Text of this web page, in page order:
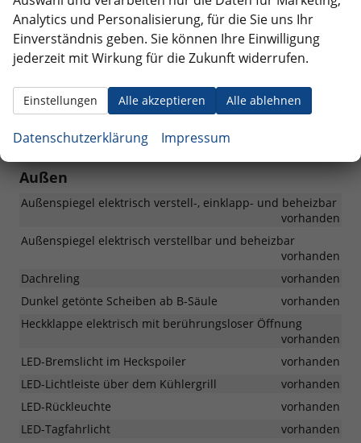
myHundai-
App
installiert
sein
Spurhalteassistent (LKA)
vorhanden
Tempomat
vorhanden
Warnung bei niedrigem Flüssigkeitsstand in den
Wegfahrsperre
vorhanden
Zentralverriegelung-Bedienung an der Fahrertür
Außen
Außenspiegel elektrisch verstell-, einklapp- und beheizbar
vorhanden
Außenspiegel elektrisch verstellbar und beheizbar
vorhanden
Dachreling
vorhanden
Dunkel getönte Scheiben ab B-Säule
vorhanden
Heckklappe elektrisch mit berührungsloser Öffnung
vorhanden
LED-Bremslicht im Heckspoiler
vorhanden
LED-Lichtleiste über dem Kühlergrill
vorhanden
LED-Rückleuchte
vorhanden
LED-Tagfahrlicht
vorhanden
Analytics und Personalisierung, für die Sie uns Ihr
Einverständnis geben. Sie können Ihre Einwilligung
jederzeit mit Wirkung für die Zukunft widerrufen.
Alle akzeptieren Alle ablehnen
Einstellungen
Datenschutzerklärung Impressum